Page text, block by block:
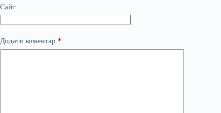
Сайт
Додати коментар *